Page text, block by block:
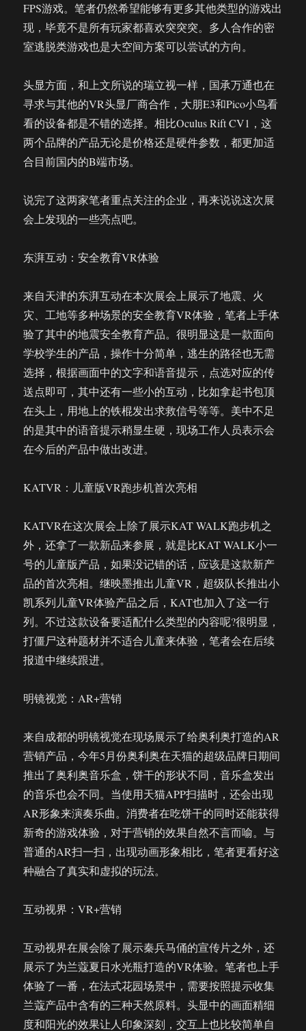
FPS游戏。笔者仍然希望能够有更多其他类型的游戏出
现，毕竟不是所有玩家都喜欢突突突。多人合作的密
室逃脱类游戏也是大空间方案可以尝试的方向。
头显方面，和上文所说的瑞立视一样，国承万通也在
寻求与其他的VR头显厂商合作，大朋E3和Pico小鸟看
看的设备都是不错的选择。相比Oculus Rift CV1，这
两个品牌的产品无论是价格还是硬件参数，都更加适
合目前国内的B端市场。
说完了这两家笔者重点关注的企业，再来说说这次展
会上发现的一些亮点吧。
东湃互动：安全教育VR体验
来自天津的东湃互动在本次展会上展示了地震、火
灾、工地等多种场景的安全教育VR体验，笔者上手体
验了其中的地震安全教育产品。很明显这是一款面向
学校学生的产品，操作十分简单，逃生的路径也无需
选择，根据画面中的文字和语音提示，点选对应的传
送点即可，其中还有一些小的互动，比如拿起书包顶
在头上，用地上的铁棍发出求救信号等等。美中不足
的是其中的语音提示稍显生硬，现场工作人员表示会
在今后的产品中做出改进。
KATVR：儿童版VR跑步机首次亮相
KATVR在这次展会上除了展示KAT WALK跑步机之
外，还拿了一款新品来参展，就是比KAT WALK小一
号的儿童版产品，如果没记错的话，应该是这款新产
品的首次亮相。继映墨推出儿童VR，超级队长推出小
凯系列儿童VR体验产品之后，KAT也加入了这一行
列。不过这款设备要适配什么类型的内容呢?很明显，
打僵尸这种题材并不适合儿童来体验，笔者会在后续
报道中继续跟进。
明镜视觉：AR+营销
来自成都的明镜视觉在现场展示了给奥利奥打造的AR
营销产品，今年5月份奥利奥在天猫的超级品牌日期间
推出了奥利奥音乐盒，饼干的形状不同，音乐盒发出
的音乐也会不同。当使用天猫APP扫描时，还会出现
AR形象来演奏乐曲。消费者在吃饼干的同时还能获得
新奇的游戏体验，对于营销的效果自然不言而喻。与
普通的AR扫一扫，出现动画形象相比，笔者更看好这
种融合了真实和虚拟的玩法。
互动视界：VR+营销
互动视界在展会除了展示秦兵马俑的宣传片之外，还
展示了为兰蔻夏日水光瓶打造的VR体验。笔者也上手
体验了一番，在法式花园场景中，需要按照提示收集
兰蔻产品中含有的三种天然原料。头显中的画面精细
度和阳光的效果让人印象深刻，交互上也比较简单自